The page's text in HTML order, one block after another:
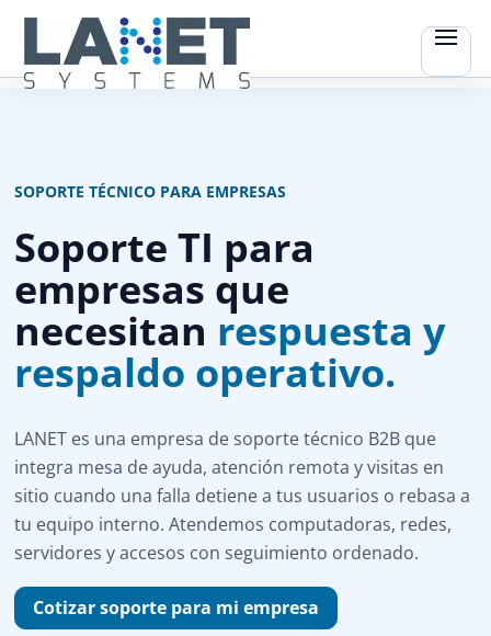
SOPORTE TÉCNICO PARA EMPRESAS
Soporte TI para
empresas que
necesitan respuesta y
respaldo operativo.
LANET es una empresa de soporte técnico B2B que
integra mesa de ayuda, atención remota y visitas en
sitio cuando una falla detiene a tus usuarios o rebasa a
tu equipo interno. Atendemos computadoras, redes,
servidores y accesos con seguimiento ordenado.
Cotizar soporte para mi empresa